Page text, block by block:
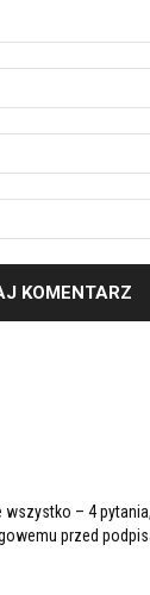
wszystko – 4
przed